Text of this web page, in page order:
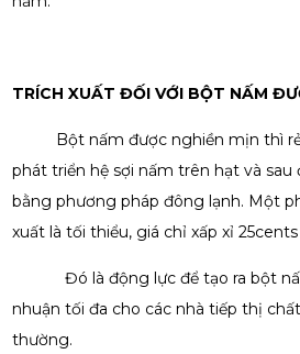
TRÍCH XUẤT ĐỐI VỚI BỘT NẤM
Bột nấm được nghiền mịn thì rẻ
phát triển hệ sợi nấm trên hạt và sau
bằng phương pháp đông lạnh. Một
xuất là tối thiểu, giá chỉ xấp xỉ
Đó là động lực để tạo ra bột
nhuận tối đa cho các nhà tiếp thị
thường.